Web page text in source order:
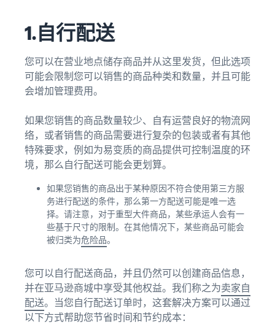
1.自行配送
您可以在营业地点储存商品并从这里发货，但此选项
可能会限制您可以销售的商品种类和数量，并且可能
会增加管理费用。
如果您销售的商品数量较少、自有运营良好的物流网
络，或者销售的商品需要进行复杂的包装或者有其他
特殊要求，例如为易变质的商品提供可控制温度的环
境，那么自行配送可能会更划算。
如果您销售的商品出于某种原因不符合使用第三方服
务进行配送的条件，那么第一方配送可能是唯一选
择。请注意，对于重型大件商品，某些承运人会有一
些基于尺寸的限制。在其他情况下，某些商品可能会
被归类为危险品。
您可以自行配送商品，并且仍然可以创建商品信息，
并在亚马逊商城中享受其他权益。我们称之为卖家自
配送。当您自行配送订单时，这套解决方案可以通过
以下方式帮助您节省时间和节约成本：